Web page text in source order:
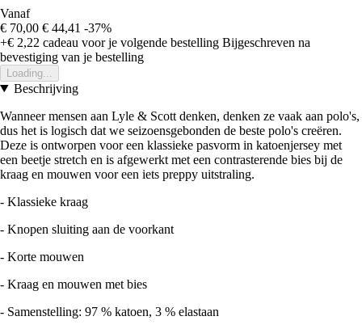
Vanaf
€ 70,00 € 44,41 -37%
+€ 2,22 cadeau voor je volgende bestelling Bijgeschreven na
bevestiging van je bestelling
Loading...
Beschrijving
Wanneer mensen aan Lyle & Scott denken, denken ze vaak aan polo's,
dus het is logisch dat we seizoensgebonden de beste polo's creëren.
Deze is ontworpen voor een klassieke pasvorm in katoenjersey met
een beetje stretch en is afgewerkt met een contrasterende bies bij de
kraag en mouwen voor een iets preppy uitstraling.
- Klassieke kraag
- Knopen sluiting aan de voorkant
- Korte mouwen
- Kraag en mouwen met bies
- Samenstelling: 97 % katoen, 3 % elastaan